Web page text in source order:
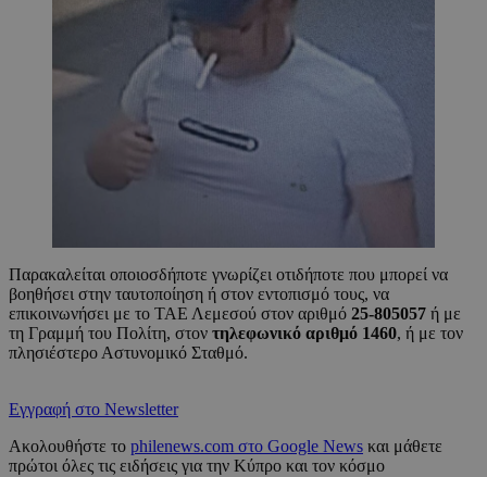
Παρακαλείται οποιοσδήποτε γνωρίζει οτιδήποτε που μπορεί να
βοηθήσει στην ταυτοποίηση ή στον εντοπισμό τους, να
επικοινωνήσει με το ΤΑΕ Λεμεσού στον αριθμό 25-805057 ή με
τη Γραμμή του Πολίτη, στον τηλεφωνικό αριθμό 1460, ή με τον
πλησιέστερο Αστυνομικό Σταθμό.
Εγγραφή στο Newsletter
Ακολουθήστε το philenews.com στο Google News και μάθετε
πρώτοι όλες τις ειδήσεις για την Κύπρο και τον κόσμο